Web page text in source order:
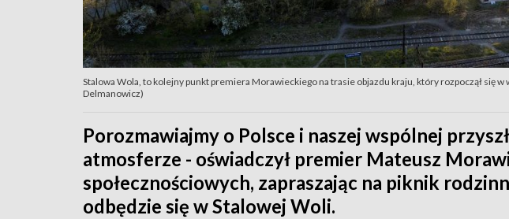
Stalowa Wola, to kolejny punkt premiera Morawieckiego na trasie objazdu kraju, który rozpoczął się w
Delmanowicz)
Porozmawiajmy o Polsce i naszej wspólnej
atmosferze - oświadczył premier Mateusz
społecznościowych, zapraszając na piknik
odbędzie się w Stalowej Woli.